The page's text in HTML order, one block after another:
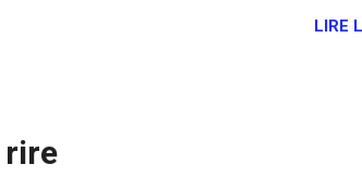
250 millions d'euros de budget annuel sans
LIRE
rire